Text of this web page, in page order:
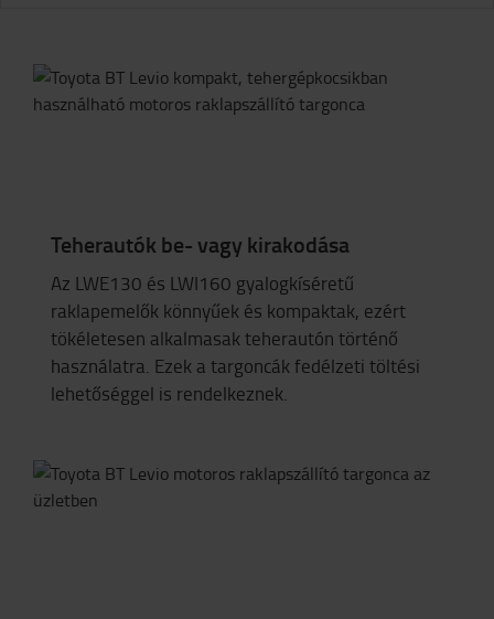
Teherautók be- vagy kirakodása
Az LWE130 és LWI160 gyalogkíséretű
raklapemelők könnyűek és kompaktak, ezért
tökéletesen alkalmasak teherautón történő
használatra. Ezek a targoncák fedélzeti töltési
lehetőséggel is rendelkeznek.